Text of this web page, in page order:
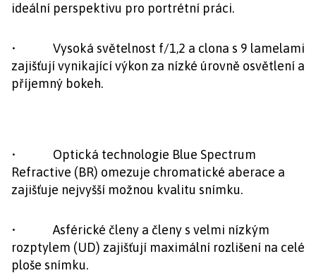
ideální perspektivu pro portrétní práci.
• Vysoká světelnost f/1,2 a clona s 9 lamelami
zajišťují vynikající výkon za nízké úrovně osvětlení a
příjemný bokeh.
• Optická technologie Blue Spectrum
Refractive (BR) omezuje chromatické aberace a
zajišťuje nejvyšší možnou kvalitu snímku.
• Asférické členy a členy s velmi nízkým
rozptylem (UD) zajišťují maximální rozlišení na celé
ploše snímku.